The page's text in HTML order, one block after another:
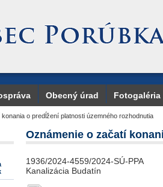
Obecný úrad Fotogaléria
o predĺžení platnosti územného rozhodnutia
Oznámenie o začatí
1936/2024-4559/2024-SÚ-PPA
Kanalizácia Budatín